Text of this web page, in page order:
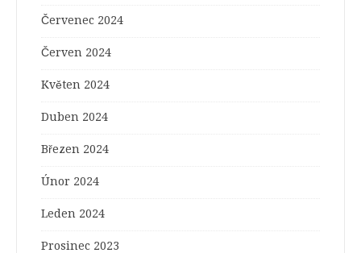
Červenec 2024
Červen 2024
Květen 2024
Duben 2024
Březen 2024
Únor 2024
Leden 2024
Prosinec 2023